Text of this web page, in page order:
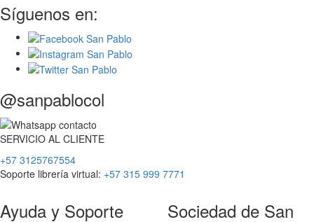
Síguenos en:
@sanpablocol
SERVICIO AL CLIENTE
+57 3125767554
Soporte librería virtual: +57 315 999 7771
Ayuda y Soporte Sociedad de San